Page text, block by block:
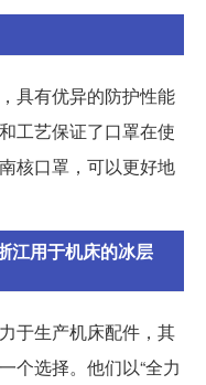
具有优异的防护性能
工艺保证了口罩在使
核口罩，可以更好地
江用于机床的冰层
于生产机床配件，其
个选择。他们以“全力